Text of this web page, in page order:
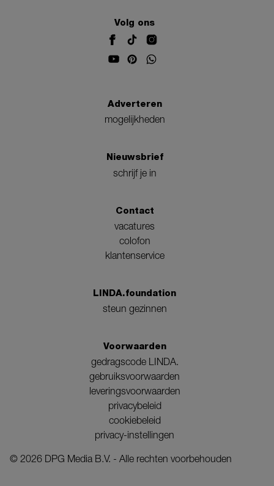
Volg ons
Adverteren
mogelijkheden
Nieuwsbrief
schrijf je in
Contact
vacatures
colofon
klantenservice
LINDA.foundation
steun gezinnen
Voorwaarden
gedragscode LINDA.
gebruiksvoorwaarden
leveringsvoorwaarden
privacybeleid
cookiebeleid
privacy-instellingen
© 2026 DPG Media B.V. - Alle rechten voorbehouden